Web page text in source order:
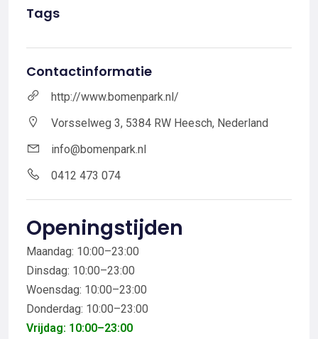
Tags
Contactinformatie
http://www.bomenpark.nl/
Vorsselweg 3, 5384 RW Heesch, Nederland
info@bomenpark.nl
0412 473 074
Openingstijden
Maandag: 10:00–23:00
Dinsdag: 10:00–23:00
Woensdag: 10:00–23:00
Donderdag: 10:00–23:00
Vrijdag: 10:00–23:00